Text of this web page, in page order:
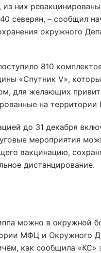
них
северян, – сообщил
окружного
810
«Спутник V»,
для желающих
на территории
до 31 декабря
мероприятия
вакцинацию,
дистанцирование.
можно в окружной
МФЦ и Окружного
как сообщила «КС»